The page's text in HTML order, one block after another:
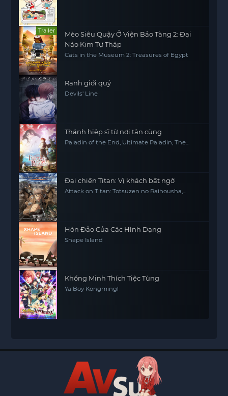
Trailer
Mèo Siêu Quậy Ở Viện Bảo Tàng 2: Đại
Náo Kim Tự Tháp
Cats in the Museum 2: Treasures of Egypt
Ranh giới quỷ
Devils' Line
Thánh hiệp sĩ từ nơi tận cùng
Paladin of the End, Ultimate Paladin, The
Đại chiến Titan: Vị khách bất ngờ
Attack on Titan: Totsuzen no Raihousha,
Hòn Đảo Của Các Hình Dạng
Shape Island
Khổng Minh Thích Tiệc Tùng
Ya Boy Kongming!